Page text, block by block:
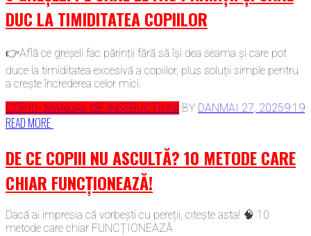
DUC LA TIMIDITATEA COPIILOR
👉Află ce greșeli fac părinții fără să își dea seama și care pot
duce la timiditatea excesivă a copiilor, plus soluții simple pentru
a crește încrederea celor mici.
COPIII- MANUAL DE INSTRUCTIUNI BY DANMAI 27, 20259:19
READ MORE
DE CE COPIII NU ASCULTĂ? 10 METODE CARE
CHIAR FUNCȚIONEAZĂ!
Dacă ai impresia că vorbești cu pereții, citește asta! 🧠 10
metode care chiar FUNCȚIONEAZĂ